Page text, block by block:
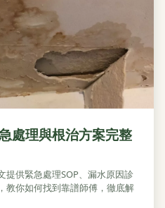
處理與根治方案完整
提供緊急處理SOP、漏水原因診
教你如何找到靠譜師傅，徹底解